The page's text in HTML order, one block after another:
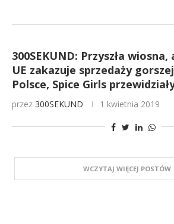
300SEKUND: Przyszła
UE zakazuje sprzedaży
Polsce, Spice Girls
przez 300SEKUND 1 kwietnia 2019
WCZYTAJ WIĘCEJ POSTÓW